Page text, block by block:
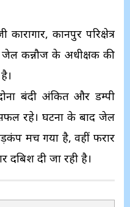
कानपुर परिक्षेत्र
जेल कन्नौज के अधीक्षक की
बंदी अंकित और डम्पी
रहे। घटना के बाद जेल
मच गया है, वहीं फरार
दबिश दी जा रही है।